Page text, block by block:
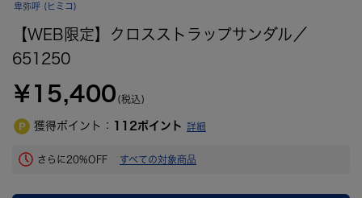
卑弥呼 (ヒミコ)
【WEB限定】クロスストラップサンダル／
651250
¥15,400 (税込)
獲得ポイント： 112ポイント 詳細
さらに20%OFF すべての対象商品